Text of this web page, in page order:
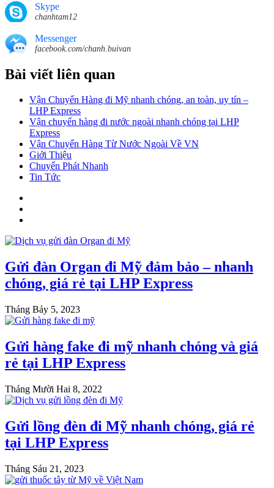
Skype
chanhtam12
Messenger
facebook.com/chanh.buivan
Bài viết liên quan
Vận Chuyển Hàng đi Mỹ nhanh chóng, an toàn, uy tín –
LHP Express
Vận chuyển hàng đi nước ngoài nhanh chóng tại LHP
Express
Vận Chuyển Hàng Từ Nước Ngoài Về VN
Giới Thiệu
Chuyển Phát Nhanh
Tin Tức
Gửi đàn Organ đi Mỹ đảm bảo – nhanh
chóng, giá rẻ tại LHP Express
Tháng Bảy 5, 2023
Gửi hàng fake đi mỹ nhanh chóng và giá
rẻ tại LHP Express
Tháng Mười Hai 8, 2022
Gửi lồng đèn đi Mỹ nhanh chóng, giá rẻ
tại LHP Express
Tháng Sáu 21, 2023